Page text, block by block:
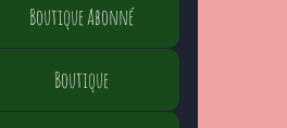
Boutique Abonné
Boutique